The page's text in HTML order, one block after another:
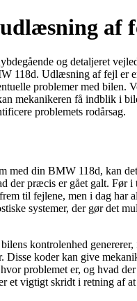
af
og detaljeret
118d. Udlæsning af fejl er
problemer med bilen.
mekanikeren få indblik i
problemets rodårsag.
med din BMW 118d, kan
der præcis er gået galt. Før i
til fejlene, men i dag har
systemer, der gør det
kontrolenhed genererer,
Disse koder kan give
problemet er, og hvad der
et vigtigt skridt i retning af